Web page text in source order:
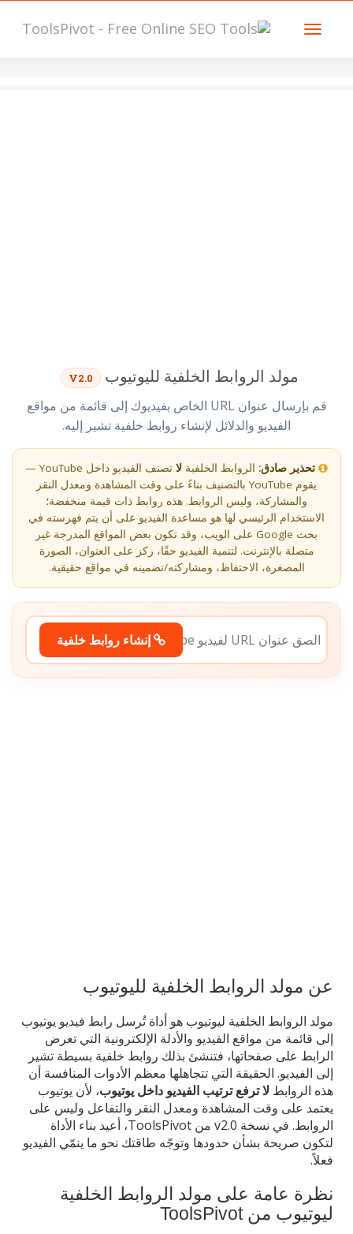
مولد الروابط الخلفية لليوتيوب V2.0
قم بإرسال عنوان URL الخاص بفيديوك إلى قائمة من مواقع
الفيديو والدلائل لإنشاء روابط خلفية تشير إليه.
تحذير صادق: الروابط الخلفية لا
تصنف الفيديو داخل YouTube —
يقوم YouTube بالتصنيف بناءً على وقت المشاهدة ومعدل النقر
والمشاركة، وليس الروابط. هذه روابط ذات قيمة منخفضة؛
الاستخدام الرئيسي لها هو مساعدة الفيديو على أن يتم فهرسته في
بحث Google على الويب، وقد تكون بعض المواقع المدرجة غير
متصلة بالإنترنت. لتنمية الفيديو حقًا، ركز على العنوان، الصورة
المصغرة، الاحتفاظ، ومشاركته/تضمينه في مواقع حقيقية.
إنشاء روابط خلفية
عن مولد الروابط الخلفية لليوتيوب
مولد الروابط الخلفية ليوتيوب هو أداة تُرسل رابط فيديو يوتيوب
إلى قائمة من مواقع الفيديو والأدلة الإلكترونية التي تعرض
الرابط على صفحاتها، فتنشئ بذلك روابط خلفية بسيطة تشير
إلى الفيديو. الحقيقة التي تتجاهلها معظم الأدوات المنافسة أن
هذه الروابط لا ترفع ترتيب الفيديو داخل يوتيوب، لأن يوتيوب
يعتمد على وقت المشاهدة ومعدل النقر والتفاعل وليس على
الروابط. في نسخة v2.0 من ToolsPivot، أعيد بناء الأداة
لتكون صريحة بشأن حدودها وتوجّه طاقتك نحو ما ينمّي الفيديو
فعلاً.
نظرة عامة على مولد الروابط الخلفية
ليوتيوب من ToolsPivot